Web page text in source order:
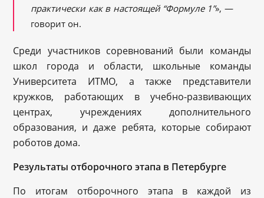
практически как в настоящей “Формуле 1”», —
говорит он.
Среди участников соревнований были команды
школ города и области, школьные команды
Университета ИТМО, а также представители
кружков, работающих в учебно-развивающих
центрах, учреждениях дополнительного
образования, и даже ребята, которые собирают
роботов дома.
Результаты отборочного этапа в Петербурге
По итогам отборочного этапа в каждой из